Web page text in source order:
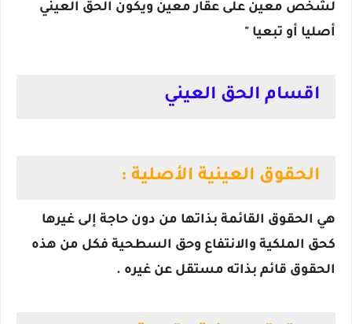
لشخص معين على عقار معين ويكون الحق العيني
أصليا أو تبعيا "
اقسام الحق العيني
الحقوق العينية الأصلية :
هي الحقوق القائمة بذاتها من دون حاجة إلى غيرها
كحق الملكية والانتفاع وحق السطحية فكل من هذه
الحقوق قائم بذاته مستقل عن غيره .